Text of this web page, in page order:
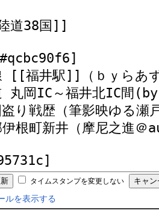
タイムスタンプを変更しない
ルを表示する